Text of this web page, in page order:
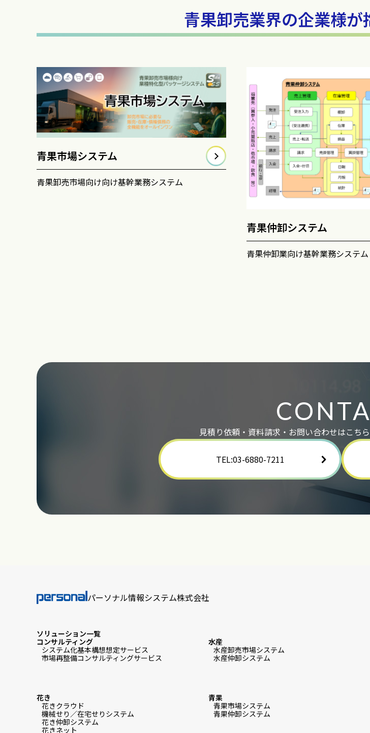
青果卸売業界の企業様が
青果市場システム
青果卸売市場向け向け基幹業務システム
青果仲卸システム
青果仲卸業向け基幹業務システム
見積り依頼・資料請求・お問い合わせはこち
TEL:03-6880-7211
パーソナル情報システム株式会社
ソリューション一覧
コンサルティング
システム化基本構想想定サービス
市場再整備コンサルティングサービス
水産
水産卸売市場システム
水産仲卸システム
花き
花きクラウド
機械せり／在宅せりシステム
花き仲卸システム
花きネット
青果
青果市場システム
青果仲卸システム